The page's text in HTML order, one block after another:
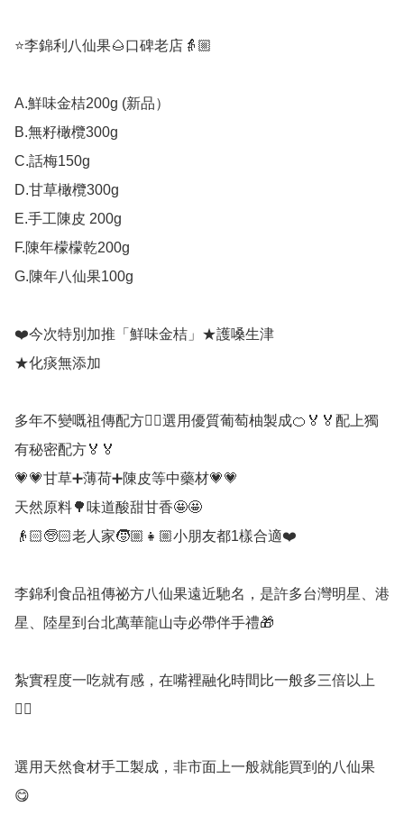
⭐李錦利八仙果🌰口碑老店👵🏼
A.鮮味金桔200g (新品）
B.無籽橄欖300g
C.話梅150g
D.甘草橄欖300g
E.手工陳皮 200g
F.陳年檬檬乾200g
G.陳年八仙果100g
❤️今次特別加推「鮮味金桔」★護嗓生津
★化痰無添加
多年不變嘅祖傳配方👍🏻選用優質葡萄柚製成🍊🏅🏅配上獨
有秘密配方🏅🏅
💗💗甘草➕薄荷➕陳皮等中藥材💗💗
天然原料🌳味道酸甜甘香🤩🤩
👴🏻🧓🏻老人家🧒🏼👧🏼小朋友都1樣合適❤️
李錦利食品祖傳祕方八仙果遠近馳名，是許多台灣明星、港
星、陸星到台北萬華龍山寺必帶伴手禮🎁
紮實程度一吃就有感，在嘴裡融化時間比一般多三倍以上
👍🏻
選用天然食材手工製成，非市面上一般就能買到的八仙果
😋